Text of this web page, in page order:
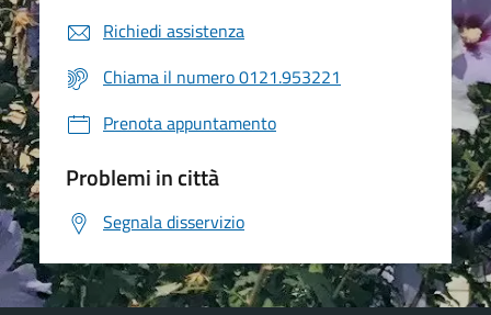
Richiedi assistenza
Chiama il numero 0121.953221
Prenota appuntamento
Problemi in città
Segnala disservizio